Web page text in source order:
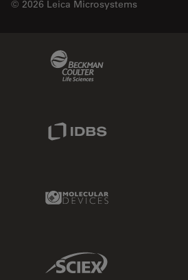
© 2026 Leica Microsystems
Molecular Devices Link
Sciex Link